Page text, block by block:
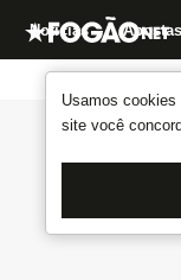
Usamos cookies
site você
Notícias Apostas